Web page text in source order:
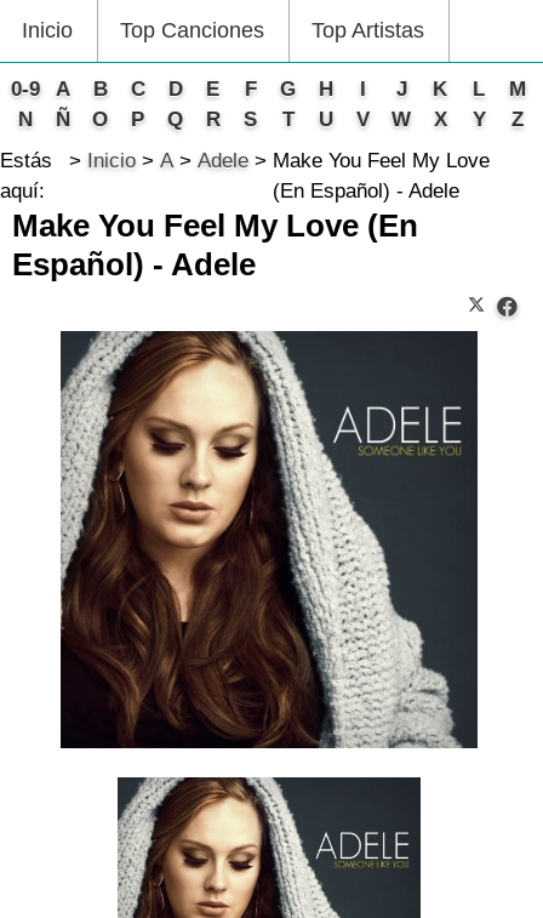
Inicio Top Canciones Top Artistas
0-9 A B C D E F G H I J K L
M
N
Ñ O P Q R S T U V W X Y
Z
Estás
aquí:
Inicio A Adele
Make You Feel My Love
(En Español) - Adele
Make You Feel My Love (En
Español) - Adele